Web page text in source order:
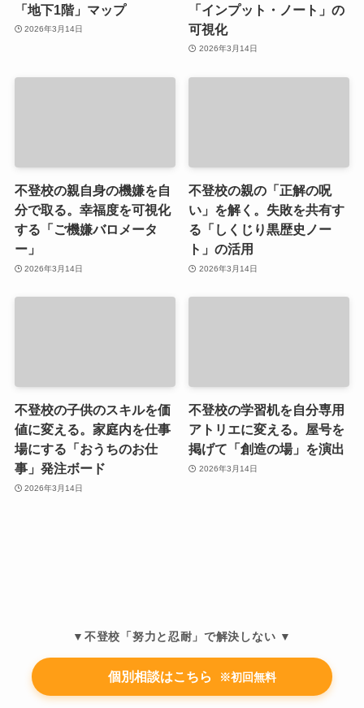
「地下1階」マップ
2026年3月14日
「インプット・ノート」の
可視化
2026年3月14日
不登校の親自身の機嫌を自
分で取る。幸福度を可視化
する「ご機嫌バロメータ
ー」
2026年3月14日
不登校の親の「正解の呪
い」を解く。失敗を共有す
る「しくじり黒歴史ノー
ト」の活用
2026年3月14日
不登校の子供のスキルを価
値に変える。家庭内を仕事
場にする「おうちのお仕
事」発注ボード
2026年3月14日
不登校の学習机を自分専用
アトリエに変える。屋号を
掲げて「創造の場」を演出
2026年3月14日
▼不登校「努力と忍耐」で解決しない ▼
個別相談はこちら ※初回無料